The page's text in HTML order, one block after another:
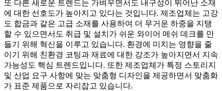
또 다른 새로운 트렌드는 가벼우면서도 내구성이 뛰어난 소재
에 대한 선호도가 높아지고 있다는 것입니다. 제조업체는 고강
도 합금과 같은 고급 소재를 사용하여 더 무거운 하중을 지탱
할 수 있으면서도 취급 및 설치가 쉬운 와이어 메쉬 데크를 만
들기 위해 혁신을 이루고 있습니다. 환경에 미치는 영향을 줄
이기 위해 친환경 코팅과 재료에 대한 강조가 높아지면서 지속
가능성도 핵심 트렌드입니다. 또한 제조업체가 특정 스토리지
및 산업 요구 사항에 맞는 맞춤형 디자인을 제공하면서 맞춤화
가 표준 제품으로 자리잡고 있습니다.